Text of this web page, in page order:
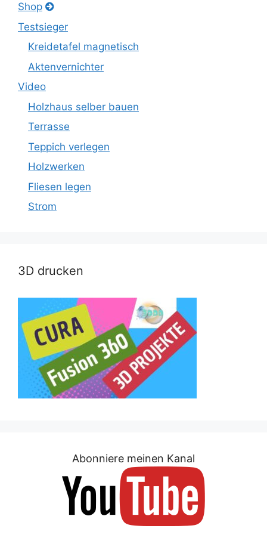
Shop
Testsieger
Kreidetafel magnetisch
Aktenvernichter
Video
Holzhaus selber bauen
Terrasse
Teppich verlegen
Holzwerken
Fliesen legen
Strom
3D drucken
Abonniere meinen Kanal